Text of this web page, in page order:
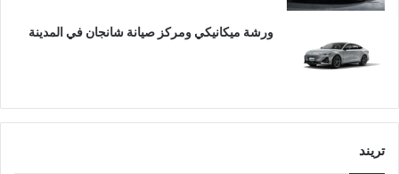
ورشة ميكانيكي ومركز صيانة شانجان في المدينة
تريند